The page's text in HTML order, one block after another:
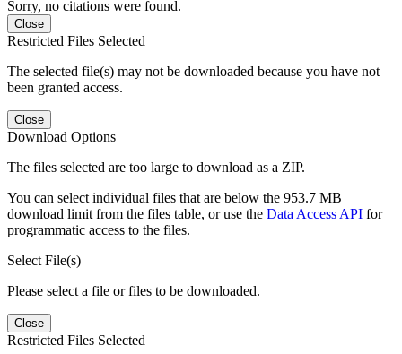
Sorry, no citations were found.
Close
Restricted Files Selected
The selected file(s) may not be downloaded because you have not
been granted access.
Close
Download Options
The files selected are too large to download as a ZIP.
You can select individual files that are below the 953.7 MB
download limit from the files table, or use the Data Access API for
programmatic access to the files.
Select File(s)
Please select a file or files to be downloaded.
Close
Restricted Files Selected